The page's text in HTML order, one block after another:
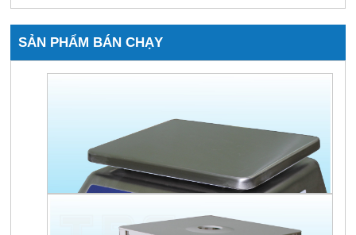
SẢN PHẨM BÁN CHẠY